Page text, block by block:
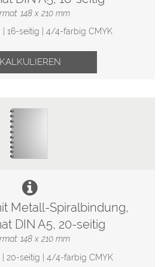
148 x 210 mm
| 16-seitig | 4/4-farbig CMYK
KALKULIEREN
Metall-Spiralbindung,
DIN A5, 20-seitig
148 x 210 mm
| 20-seitig | 4/4-farbig CMYK